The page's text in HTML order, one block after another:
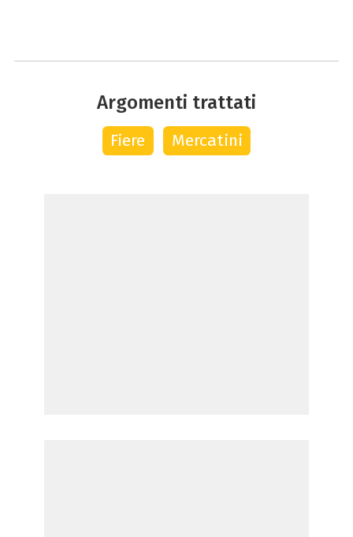
Argomenti trattati
Fiere Mercatini